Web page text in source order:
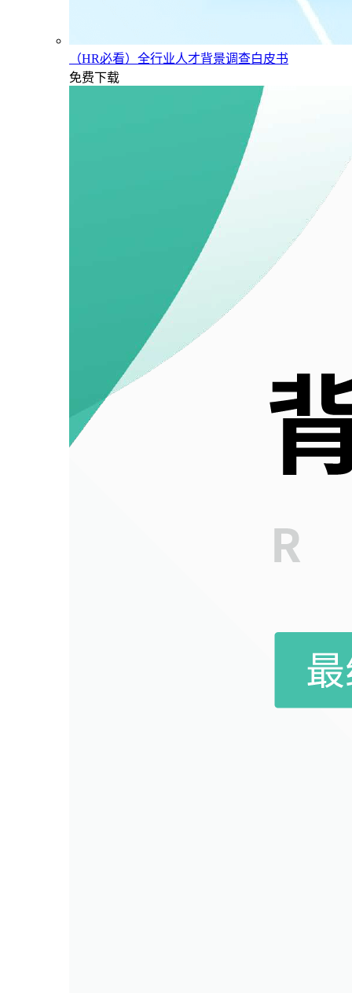
（HR必看）全行业人才背景调查白皮书
免费下载